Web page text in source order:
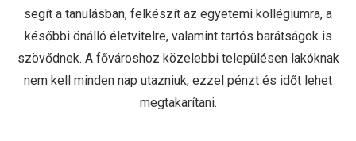
segít a tanulásban, felkészít az egyetemi kollégiumra, a
későbbi önálló életvitelre, valamint tartós barátságok is
szövődnek. A fővároshoz közelebbi településen lakóknak
nem kell minden nap utazniuk, ezzel pénzt és időt lehet
megtakarítani.